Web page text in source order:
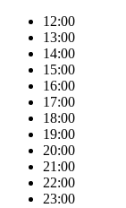
12:00
13:00
14:00
15:00
16:00
17:00
18:00
19:00
20:00
21:00
22:00
23:00